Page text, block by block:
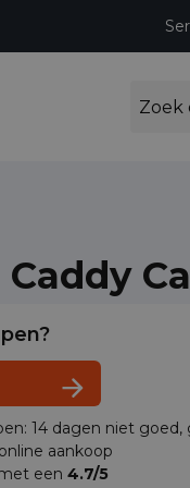
14 dagen niet goed,
aankoop
een 4.7/5